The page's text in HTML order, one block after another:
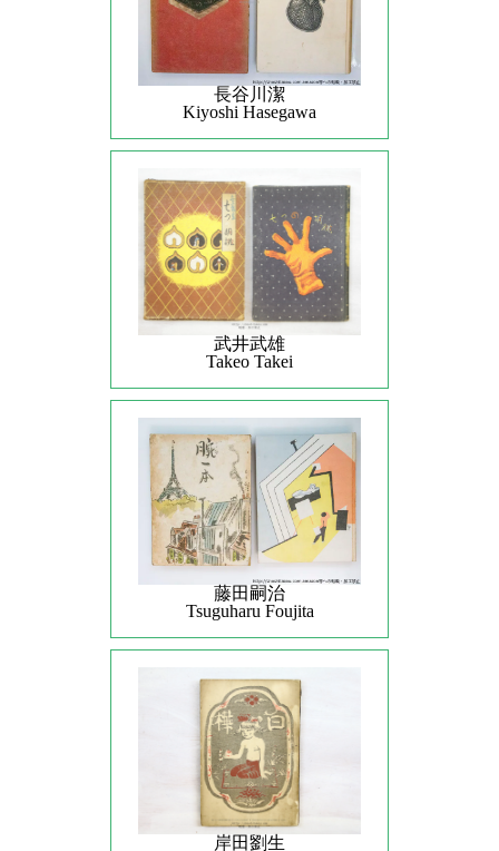
長谷川潔
Kiyoshi Hasegawa
武井武雄
Takeo Takei
藤田嗣治
Tsuguharu Foujita
岸田劉生